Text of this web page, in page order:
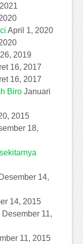
April 1, 2020
2019
16, 2017
16, 2017
Biro Januari
2015
18,
Desember 14,
14, 2015
Desember 11,
11, 2015